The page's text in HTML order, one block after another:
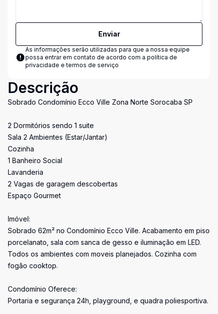
Enviar
As informações serão utilizadas para que a nossa equipe
possa entrar em contato de acordo com a política de
privacidade e termos de serviço
Descrição
Sobrado Condomínio Ecco Ville Zona Norte Sorocaba SP
2 Dormitórios sendo 1 suite
Sala 2 Ambientes (Estar/Jantar)
Cozinha
1 Banheiro Social
Lavanderia
2 Vagas de garagem descobertas
Espaço Gourmet
Imóvel:
Sobrado 62m² no Condomínio Ecco Ville. Acabamento em piso
porcelanato, sala com sanca de gesso e iluminação em LED.
Todos os ambientes com moveis planejados. Cozinha com
fogão cooktop.
Condomínio Oferece:
Portaria e segurança 24h, playground, e quadra poliesportiva.